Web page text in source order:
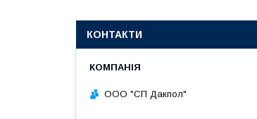
КОНТАКТИ
ООО "СП Дакпол"